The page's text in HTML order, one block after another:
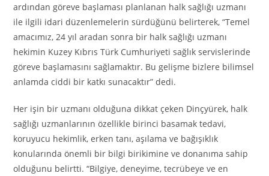
ardından göreve başlaması planlanan halk sağlığı uzmanı
ile ilgili idari düzenlemelerin sürdüğünü belirterek, “Temel
amacımız, 24 yıl aradan sonra bir halk sağlığı uzmanı
hekimin Kuzey Kıbrıs Türk Cumhuriyeti sağlık servislerinde
göreve başlamasını sağlamaktır. Bu gelişme bizlere bilimsel
anlamda ciddi bir katkı sunacaktır” dedi.
Her işin bir uzmanı olduğuna dikkat çeken Dinçyürek, halk
sağlığı uzmanlarının özellikle birinci basamak tedavi,
koruyucu hekimlik, erken tanı, aşılama ve bağışıklık
konularında önemli bir bilgi birikimine ve donanıma sahip
olduğunu belirtti. “Bilgiye, deneyime, tecrübeye ve en